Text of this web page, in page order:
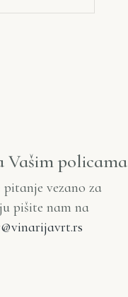
Vašim policama
vezano za
pišite nam na